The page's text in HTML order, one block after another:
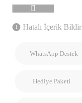
Hatalı İçerik Bildir
WhatsApp Destek
Hediye Paketi